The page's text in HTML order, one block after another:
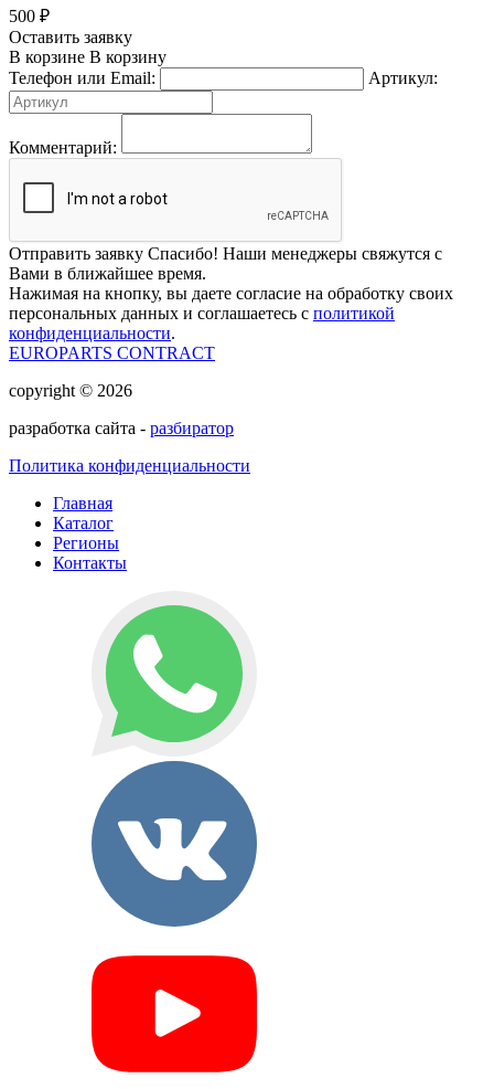
500 ₽
Оставить заявку
В корзине В корзину
Телефон или Email:
Артикул:
Комментарий:
Отправить заявку Спасибо! Наши менеджеры свяжутся с
Вами в ближайшее время.
Нажимая на кнопку, вы даете согласие на обработку своих
персональных данных и соглашаетесь с политикой
конфиденциальности.
EUROPARTS CONTRACT
copyright © 2026
разработка сайта - разбиратор
Политика конфиденциальности
Главная
Каталог
Регионы
Контакты